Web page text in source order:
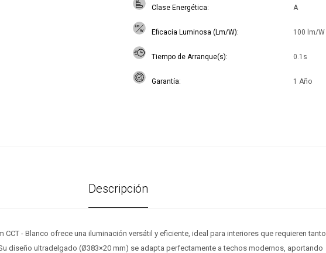
Clase Energética A
Eficacia Luminosa (Lm/W) 100 lm/W
Tiempo de Arranque(s) 0.1s
Garantía 1 Año
Descripción
CCT - Blanco ofrece una iluminación versátil y eficiente, ideal para interiores que requieren tanto
diseño ultradelgado (Ø383×20 mm) se adapta perfectamente a techos modernos, aportando